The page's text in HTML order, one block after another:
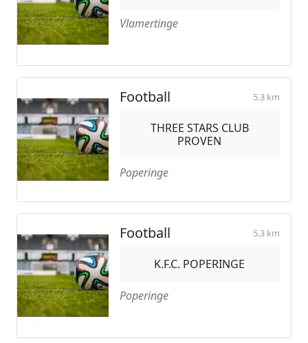
Vlamertinge
Football 5.3 km
THREE STARS CLUB
PROVEN
Poperinge
Football 5.3 km
K.F.C. POPERINGE
Poperinge